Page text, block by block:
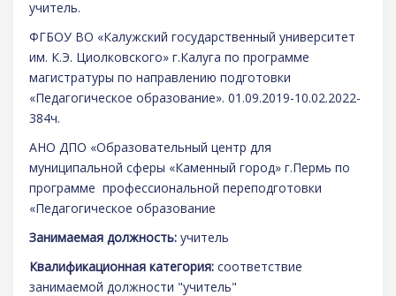
учитель.
ФГБОУ ВО «Калужский государственный университет
им. К.Э. Циолковского» г.Калуга по программе
магистратуры по направлению подготовки
«Педагогическое образование». 01.09.2019-10.02.2022-
384ч.
АНО ДПО «Образовательный центр для
муниципальной сферы «Каменный город» г.Пермь по
программе профессиональной переподготовки
«Педагогическое образование
Занимаемая должность: учитель
Квалификационная категория: соответствие
занимаемой должности "учитель"